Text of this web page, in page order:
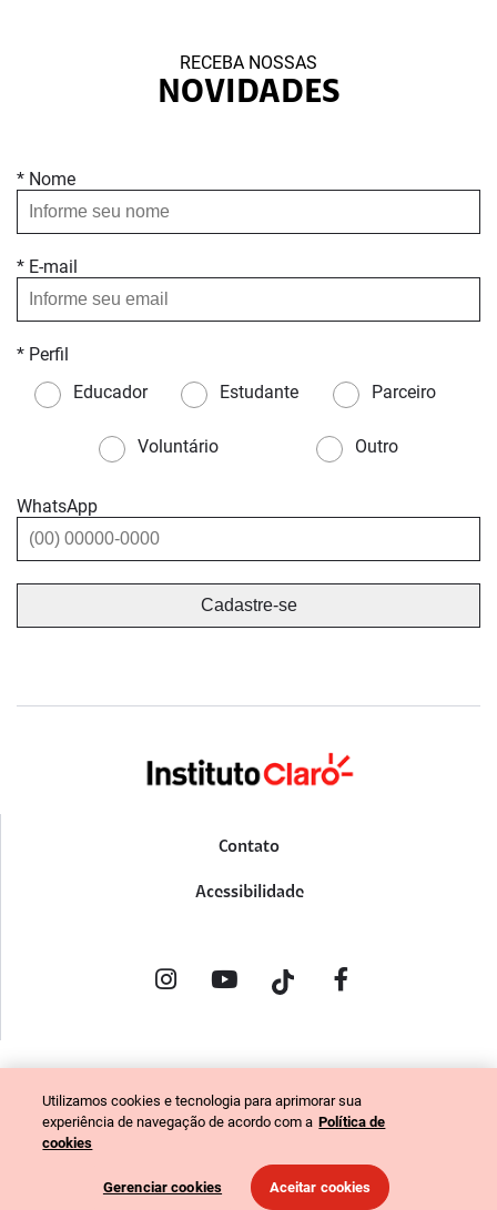
RECEBA NOSSAS
NOVIDADES
* Nome
* E-mail
* Perfil
Educador
Estudante Parceiro
Voluntário Outro
WhatsApp
Contato
Acessibilidade
PORTAL DE DENÚNCIAS
CÓDIGO DE ÉTICA (COLABORADORES)
Utilizamos cookies e tecnologia para aprimorar sua
experiência de navegação de acordo com a Política de
cookies
Gerenciar cookies Aceitar cookies